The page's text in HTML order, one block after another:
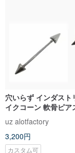
穴いらず インダスト
イクコーン 軟骨ピア
20mm-40mm 調整パ
イクピアス
uz alotfactory
3,200円
カスタム可